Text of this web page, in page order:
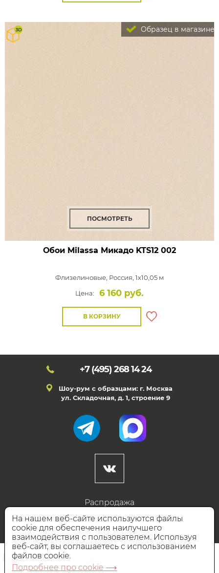
Образец в магазине
ПОСМОТРЕТЬ
Обои Milassa Микадо KTS12 002
Флизелиновые, Россия, 1x10,05 м
Цена:
6 160 руб.
В КОРЗИНУ
+7 (495) 268 14 24
Шоу-рум с образцами: г. Москва
ул. Складочная, д. 1, строение 9
Распродажа
Готовые дизайны
Дизайнерам
НАШИ ПАРТНЁРЫ
На нашем веб-сайте используются файлы
cookie для обеспечения наилучшего
взаимодействия с пользователем. Используя
веб-сайт, вы соглашаетесь с использованием
файлов cookie.
Подробнее про cookie ⟶